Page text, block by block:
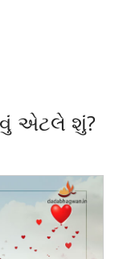
એટલે શું?